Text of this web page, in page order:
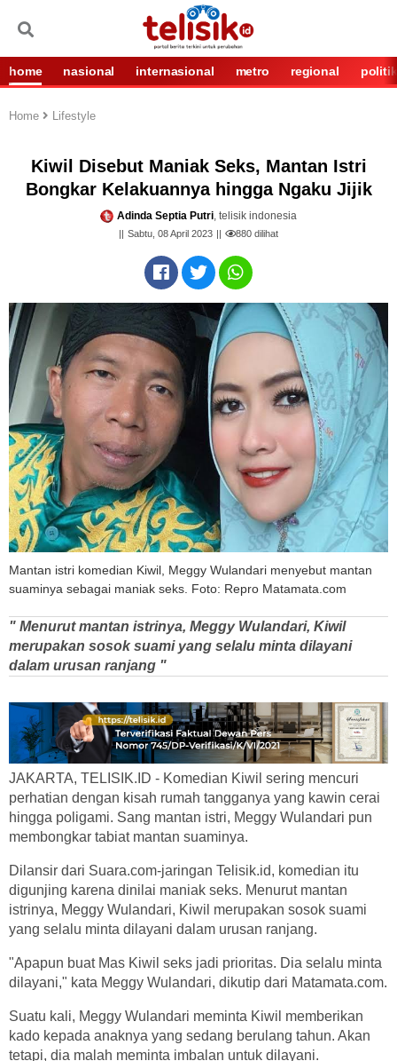
home nasional internasional metro regional politik
Home Lifestyle
Kiwil Disebut Maniak Seks, Mantan Istri
Bongkar Kelakuannya hingga Ngaku Jijik
Adinda Septia Putri, telisik indonesia
Sabtu, 08 April 2023 880 dilihat
Mantan istri komedian Kiwil, Meggy Wulandari menyebut mantan
suaminya sebagai maniak seks. Foto: Repro Matamata.com
" Menurut mantan istrinya, Meggy Wulandari, Kiwil
merupakan sosok suami yang selalu minta dilayani
dalam urusan ranjang "
JAKARTA, TELISIK.ID - Komedian Kiwil sering mencuri
perhatian dengan kisah rumah tangganya yang kawin cerai
hingga poligami. Sang mantan istri, Meggy Wulandari pun
membongkar tabiat mantan suaminya.
Dilansir dari Suara.com-jaringan Telisik.id, komedian itu
digunjing karena dinilai maniak seks. Menurut mantan
istrinya, Meggy Wulandari, Kiwil merupakan sosok suami
yang selalu minta dilayani dalam urusan ranjang.
"Apapun buat Mas Kiwil seks jadi prioritas. Dia selalu minta
dilayani," kata Meggy Wulandari, dikutip dari Matamata.com.
Suatu kali, Meggy Wulandari meminta Kiwil memberikan
kado kepada anaknya yang sedang berulang tahun. Akan
tetapi, dia malah meminta imbalan untuk dilayani.